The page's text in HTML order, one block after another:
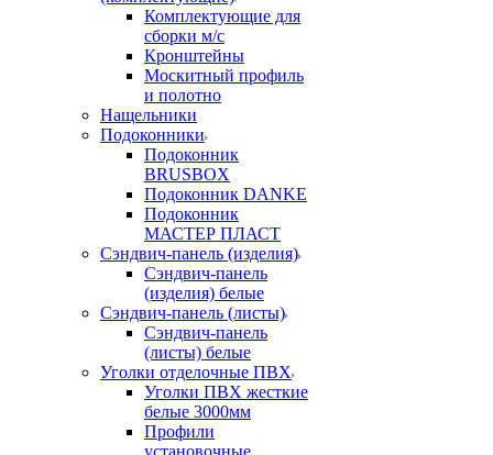
Комплектующие для
сборки м/с
Кронштейны
Москитный профиль
и полотно
Нащельники
Подоконники
Подоконник
BRUSBOX
Подоконник DANKE
Подоконник
МАСТЕР ПЛАСТ
Сэндвич-панель (изделия)
Сэндвич-панель
(изделия) белые
Сэндвич-панель (листы)
Сэндвич-панель
(листы) белые
Уголки отделочные ПВХ
Уголки ПВХ жесткие
белые 3000мм
Профили
установочные